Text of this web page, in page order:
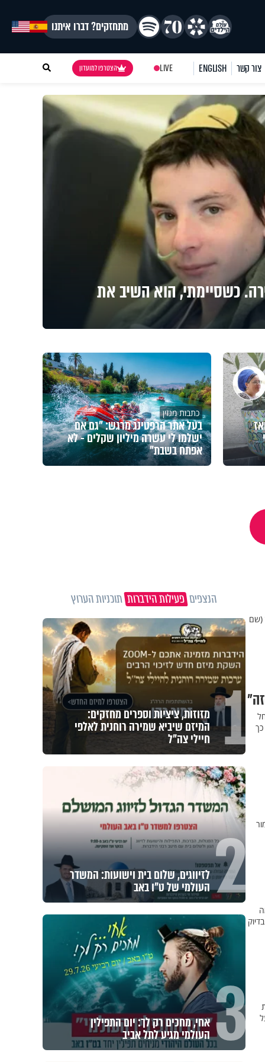
מתחזקים? דברו איתנו
צור קשר ENGLISH
LIVE הצטרפו למועדון
כשסיימתי, הוא השיב את
כתבות מגזין
בעל אתר הרפטינג מרגש: "גם אם
ישלמו לי עשרה מיליון שקלים - לא
אפתח בשבת"
(שם
7 שנים אחר כך
הנצפיםפעילות הידברותתוכניות הערוץ
1 מזוזות, ציציות וספרים מחזקים:
המיזם שיביא שמירה רוחנית לאלפי
חיילי צה"ל
2 לזיווגים, שלום בית וישועות: המשדר
העולמי של ט"ו באב
3 אחי, מחכים רק לך: יום התפילין
העולמי מגיע לתל אביב